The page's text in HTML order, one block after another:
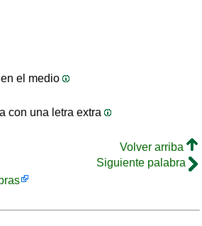
el medio
con una letra extra
Volver arriba
Siguiente palabra